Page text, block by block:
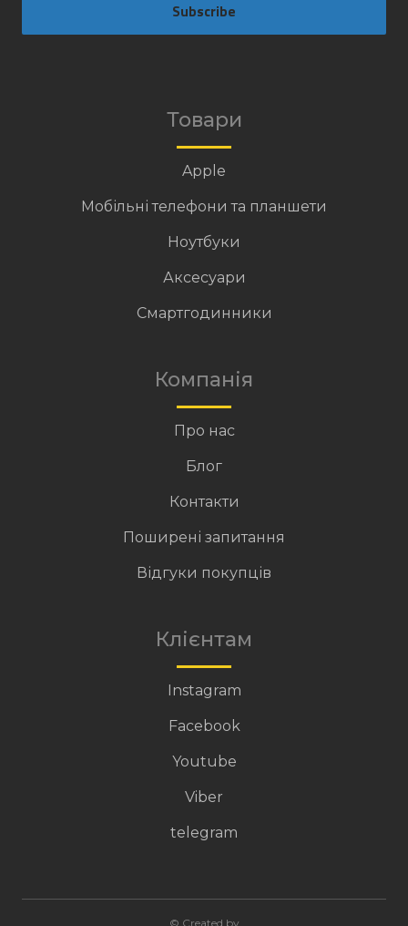
Subscribe
Товари
Apple
Мобільні телефони та планшети
Ноутбуки
Аксесуари
Смартгодинники
Компанія
Про нас
Блог
Контакти
Поширені запитання
Відгуки покупців
Клієнтам
Instagram
Facebook
Youtube
Viber
telegram
© Created by